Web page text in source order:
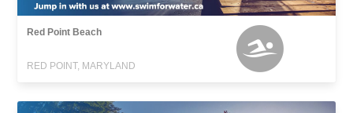
Red Point Beach
RED POINT, MARYLAND